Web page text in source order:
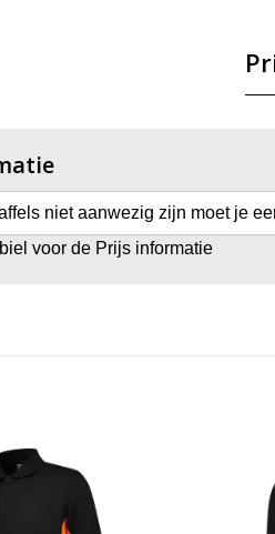
niet aanwezig zijn moet je
voor de Prijs informatie